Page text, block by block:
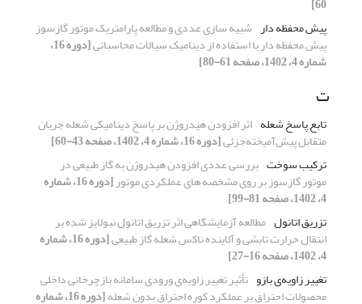
پیش محفظه دار شبیه سازی عددی و مطالعه پارامتریک موتور گازسوز
پیش محفظه دار با استفاده از دینامیک سیالات محاسباتی [دوره 16،
شماره 4، 1402، صفحه 61-80]
ت
تابع پاسخ شعله اثر افزودن هیدروژن بر پاسخ دینامیکی شعله جریان
متقابل پیش‌آمیخته‌جزئی[دوره 16، شماره 4، 1402، صفحه 43-60]
ترکیب سوخت بررسی عددی افزودن هیدروژن به گاز طبیعی در
موتور گازسوز بر روی مشخصه های عملکردی موتور [دوره 16، شماره
4، 1402، صفحه 81-99]
تزریق اتانول مطالعه آزمایشگاهی اثر تزریق اتانول نبولایز شده بر
انتقال حرارت تابشی و آلاینده ناکس شعله گاز طبیعی [دوره 16، شماره
4، 1402، صفحه 16-27]
تغییر زاویه‌ی بازو تأثیر تغییر زاویه‌ی ورودی سامانه بازچرخانی داخلی
محصولات احتراق بر عملکرد کوره احتراق بدون شعله [دوره 16، شماره